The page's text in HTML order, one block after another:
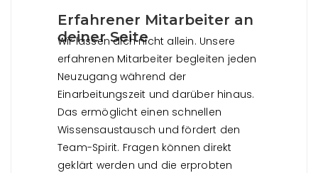
Erfahrener Mitarbeiter an
deiner Seite
Wir lassen dich nicht allein. Unsere
erfahrenen Mitarbeiter begleiten jeden
Neuzugang während der
Einarbeitungszeit und darüber hinaus.
Das ermöglicht einen schnellen
Wissensaustausch und fördert den
Team-Spirit. Fragen können direkt
geklärt werden und die erprobten